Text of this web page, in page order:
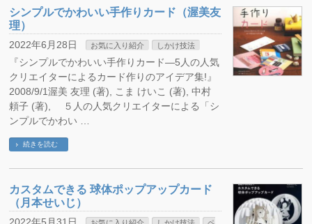
シンプルでかわいい手作りカード（渥美友
理）
2022年6月28日 お気に入り紹介 しかけ技法
『シンプルでかわいい手作りカード―5人の人気
クリエイターによるカード作りのアイデア集!』
2008/9/1渥美 友理 (著), こま けいこ (著), 中村
頼子 (著), ５人の人気クリエイターによる「シ
ンプルでかわい …
続きを読む
カスタムできる 球体ポップアップカード
（月本せいじ）